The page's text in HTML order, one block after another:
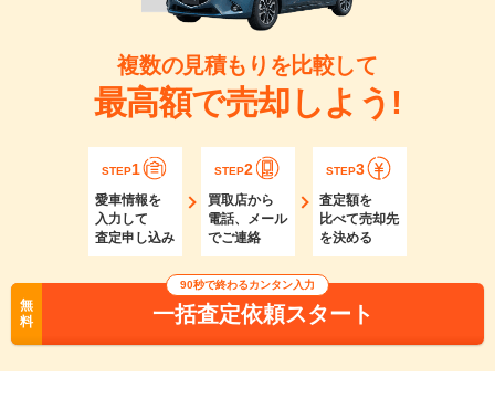
複数の見積もりを比較して
最高額で売却しよう!
STEP1
愛車情報を
入力して
査定申し込み
STEP2
買取店から
電話、メール
でご連絡
STEP3
査定額を
比べて売却先
を決める
無
料
90秒で終わるカンタン入力
一括査定依頼スタート